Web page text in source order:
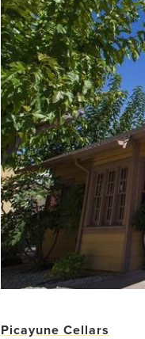
Picayune Cellars